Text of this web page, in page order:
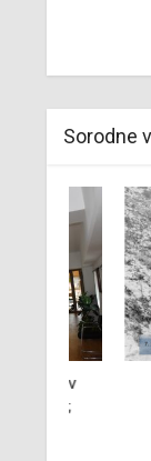
Sorodne